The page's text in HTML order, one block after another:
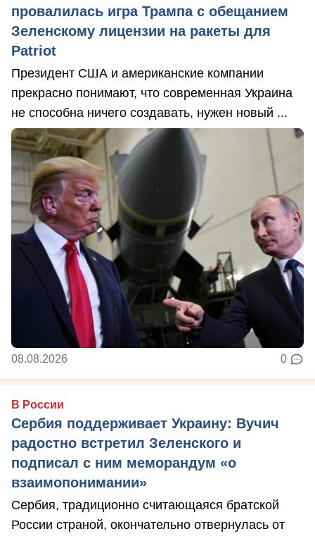
провалилась игра Трампа с обещанием
Зеленскому лицензии на ракеты для
Patriot
Президент США и американские компании
прекрасно понимают, что современная Украина
не способна ничего создавать, нужен новый ...
08.08.2026 0
В России
Сербия поддерживает Украину: Вучич
радостно встретил Зеленского и
подписал с ним меморандум «о
взаимопонимании»
Сербия, традиционно считающаяся братской
России страной, окончательно отвернулась от